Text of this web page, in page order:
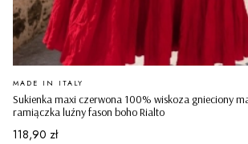
Sukienka maxi czerwona 100% wiskoza gnieciony
ramiączka luźny fason boho Rialto
PRODUCENT
MADE IN ITALY
Cena
118,90 zł